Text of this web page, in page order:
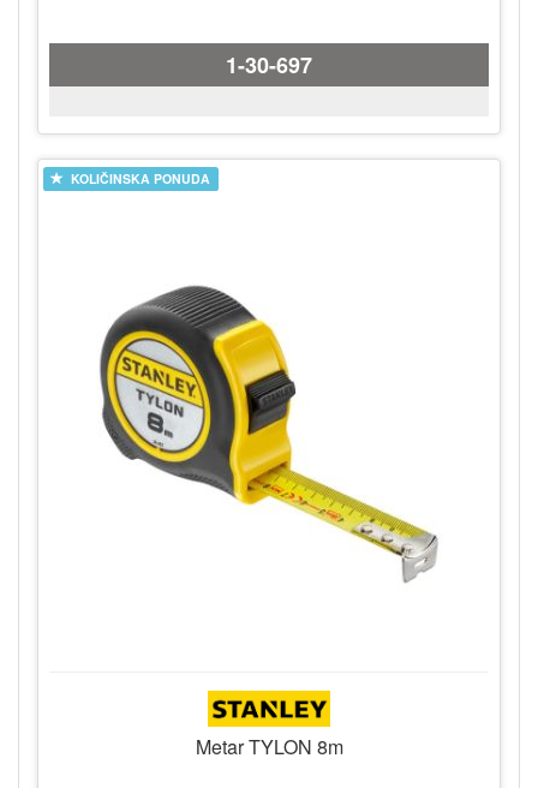
1-30-697
KOLIČINSKA PONUDA
Metar TYLON 8m